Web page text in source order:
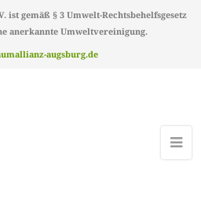
ist gemäß § 3 Umwelt-Rechtsbehelfsgesetz
anerkannte Umweltvereinigung.
augsburg.de